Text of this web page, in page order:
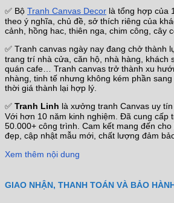
✅ Bộ Tranh Canvas Decor là tổng hợp của
theo ý nghĩa, chủ đề, sở thích riêng của
cảnh, hồng hac, thiên nga, chim công, cây
✅ Tranh canvas ngày nay đang chở thành
trang trí nhà cửa, căn hộ, nhà hàng, khách
quán cafe… Tranh canvas trở thành xu
nhàng, tinh tế nhưng không kém phần
thời giá thành lại hợp lý.
✅ Tranh Linh là xưởng tranh Canvas uy
Với hơn 10 năm kinh nghiệm. Đã cung cấp
50.000+ công trình. Cam kết mang đến
đẹp, cập nhật mẫu mới, chất lượng đảm
Xem thêm nội dung
GIAO NHẬN, THANH TOÁN VÀ BẢO